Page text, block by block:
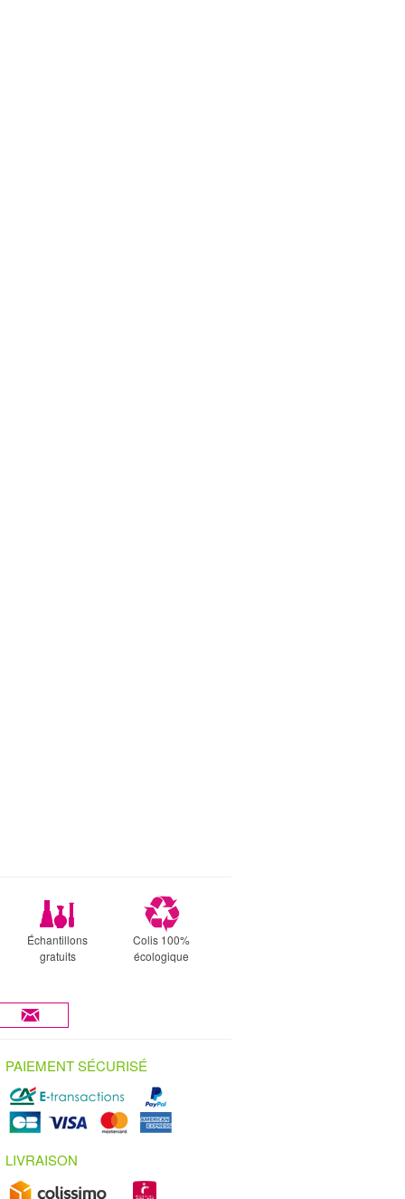
Échantillons
gratuits
Colis 100%
écologique
PAIEMENT SÉCURISÉ
LIVRAISON